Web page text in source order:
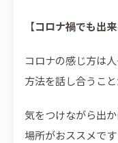
【コロナ禍でも出
コロナの感じ方は
方法を話し合うこと
気をつけながら出
場所がおススメで